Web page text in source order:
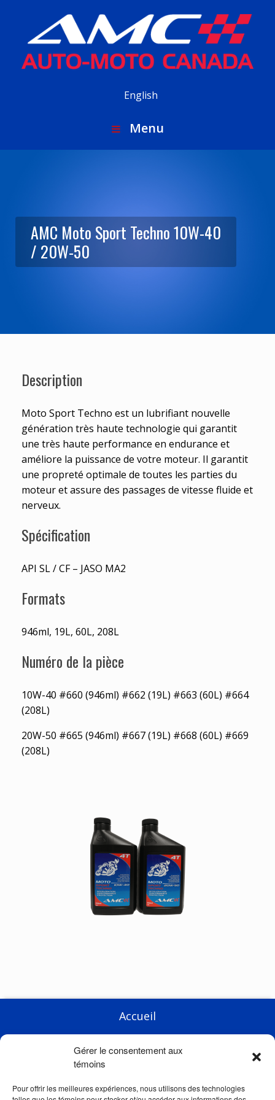
Gérer le consentement aux
témoins
Pour offrir les meilleures expériences, nous utilisons des technologies
English
Menu
AMC Moto Sport Techno 10W-40
/ 20W-50
Description
Moto Sport Techno est un lubrifiant nouvelle
génération très haute technologie qui garantit
une très haute performance en endurance et
améliore la puissance de votre moteur. Il garantit
une propreté optimale de toutes les parties du
moteur et assure des passages de vitesse fluide et
nerveux.
Spécification
API SL / CF – JASO MA2
Formats
946ml, 19L, 60L, 208L
Numéro de la pièce
10W-40 #660 (946ml) #662 (19L) #663 (60L) #664
(208L)
20W-50 #665 (946ml) #667 (19L) #668 (60L) #669
(208L)
Accueil
Entreprise